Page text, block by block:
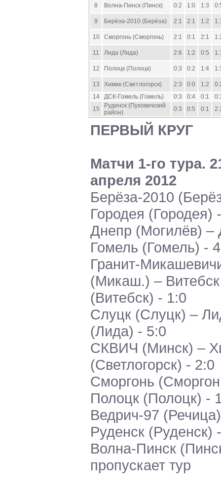
8 Волна-Пинск (Пинск) 0:2 1:0 1:3
9 Берёза-2010 (Берёза) 2:1 2:1 1:2
10 Сморгонь (Сморгонь) 2:1 0:1 2:1
11 Лида (Лида) 2:6 1:2 0:5
12 Полоцк (Полоцк) 0:3 0:2 1:4
13 Химик (Светлогорск) 2:3 0:0 1:2
14
ДСК-Гомель (Гомель) 0:3 0:4 0:1
15
Руденск (Пуховичский
район)
0:3 0:5 0:1
ПЕРВЫЙ КРУГ
Матчи 1-го тура.
апреля 2012
Берёза-2010
Городея (Городея)
Днепр (Могилёв) –
Гомель (Гомель) -
Гранит-
(Микаш.) – Витебск
(Витебск) - 1:0
Слуцк (Слуцк) –
(Лида) - 5:0
СКВИЧ (Минск) –
(Светлогорск) - 2:0
Сморгонь
Полоцк (Полоцк) -
Ведрич-97
Руденск (Руденск)
Волна-Пинск
пропускает тур